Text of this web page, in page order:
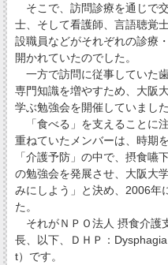
そこで、訪問診療を通じで
士、そして看護師、言語聴覚
設職員などがそれぞれの診療
開かれていたのでした。
一方で訪問に従事していた
専門知識を増やすため、大阪
学ぶ勉強会を開催していました
「食べる」を支えることに
重ねていたメンバーは、時期
「介護予防」の中で、摂食嚥
の勉強会を発展させ、大阪大
みにしよう」と決め、2006年
た。
それがＮＰＯ法人 摂食介護
長、以下、ＤＨＰ：
t）です。